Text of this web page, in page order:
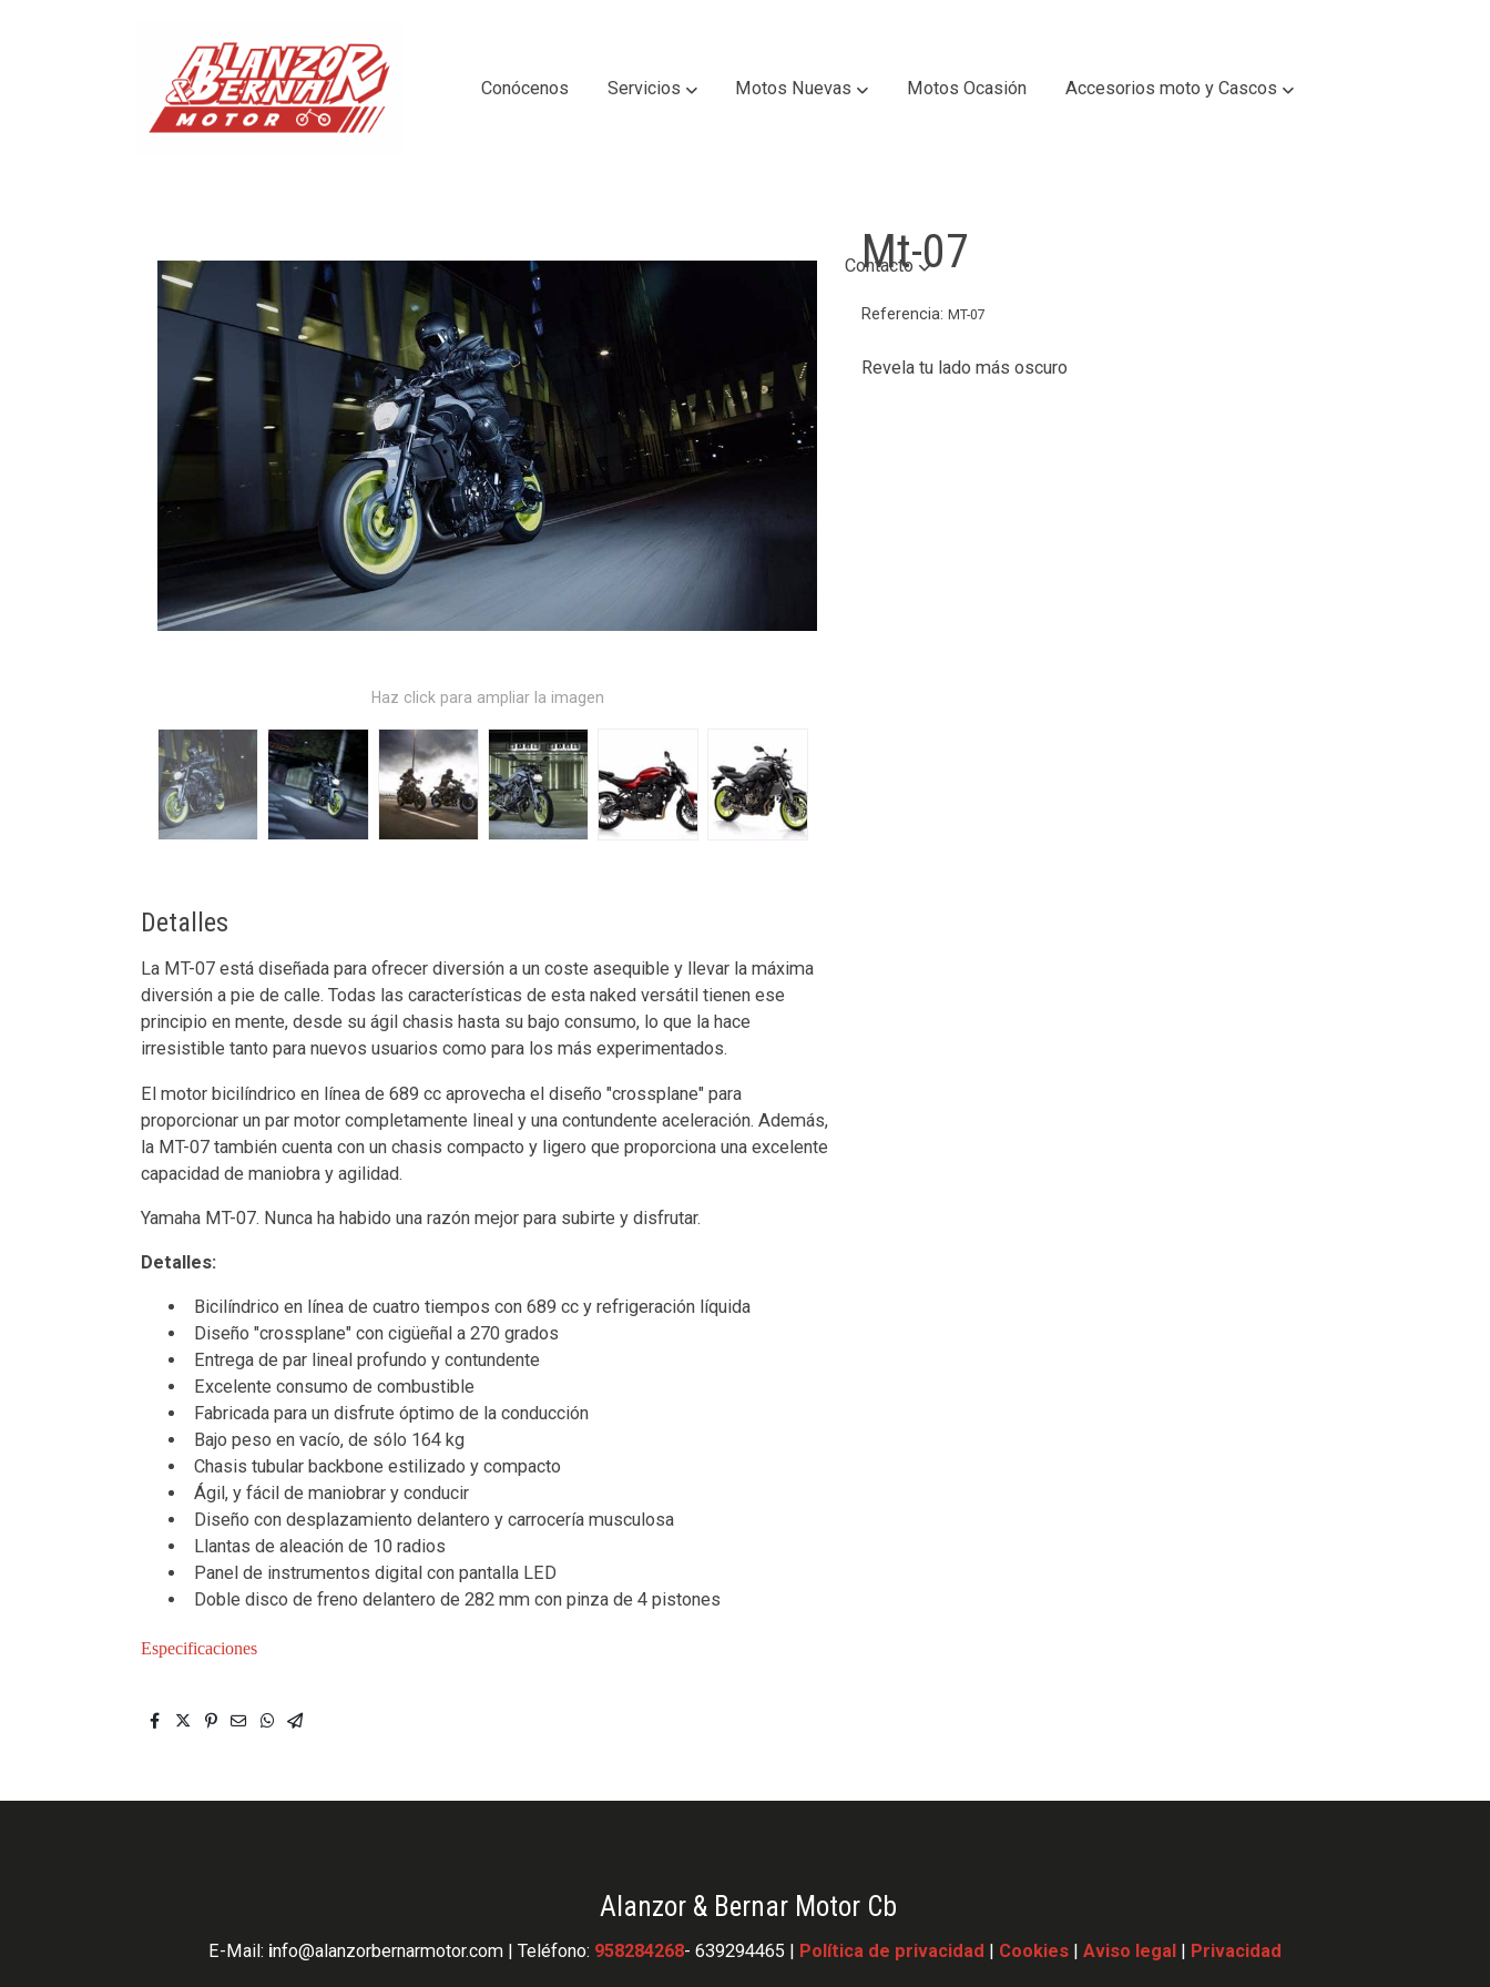
Conócenos Servicios Motos Nuevas Motos Ocasión Accesorios moto y Cascos
Contacto
Haz click para ampliar la imagen
Detalles
La MT-07 está diseñada para ofrecer diversión a un coste asequible y llevar la máxima
diversión a pie de calle. Todas las características de esta naked versátil tienen ese
principio en mente, desde su ágil chasis hasta su bajo consumo, lo que la hace
irresistible tanto para nuevos usuarios como para los más experimentados.
El motor bicilíndrico en línea de 689 cc aprovecha el diseño "crossplane" para
proporcionar un par motor completamente lineal y una contundente aceleración. Además,
la MT-07 también cuenta con un chasis compacto y ligero que proporciona una excelente
capacidad de maniobra y agilidad.
Yamaha MT-07. Nunca ha habido una razón mejor para subirte y disfrutar.
Detalles:
Bicilíndrico en línea de cuatro tiempos con 689 cc y refrigeración líquida
Diseño "crossplane" con cigüeñal a 270 grados
Entrega de par lineal profundo y contundente
Excelente consumo de combustible
Fabricada para un disfrute óptimo de la conducción
Bajo peso en vacío, de sólo 164 kg
Chasis tubular backbone estilizado y compacto
Ágil, y fácil de maniobrar y conducir
Diseño con desplazamiento delantero y carrocería musculosa
Llantas de aleación de 10 radios
Panel de instrumentos digital con pantalla LED
Doble disco de freno delantero de 282 mm con pinza de 4 pistones
Especificaciones
Mt-07
Referencia:MT-07
Revela tu lado más oscuro
Alanzor & Bernar Motor Cb
E-Mail: info@alanzorbernarmotor.com | Teléfono: 958284268- 639294465 | Política de privacidad | Cookies | Aviso legal | Privacidad